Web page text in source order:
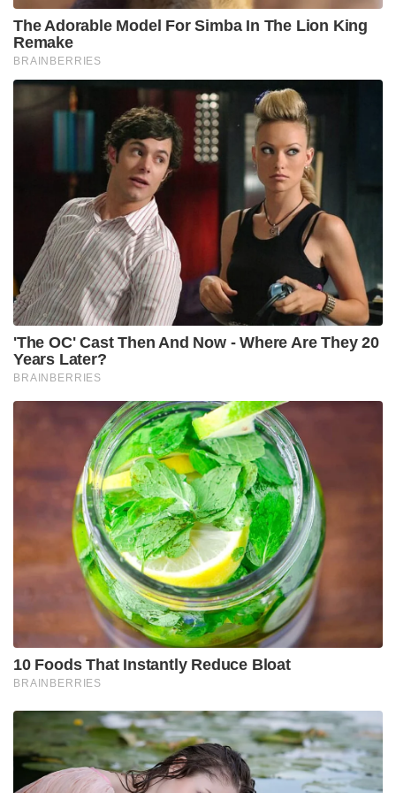
The Adorable Model For Simba In The Lion King
Remake
BRAINBERRIES
'The OC' Cast Then And Now - Where Are They 20
Years Later?
BRAINBERRIES
10 Foods That Instantly Reduce Bloat
BRAINBERRIES